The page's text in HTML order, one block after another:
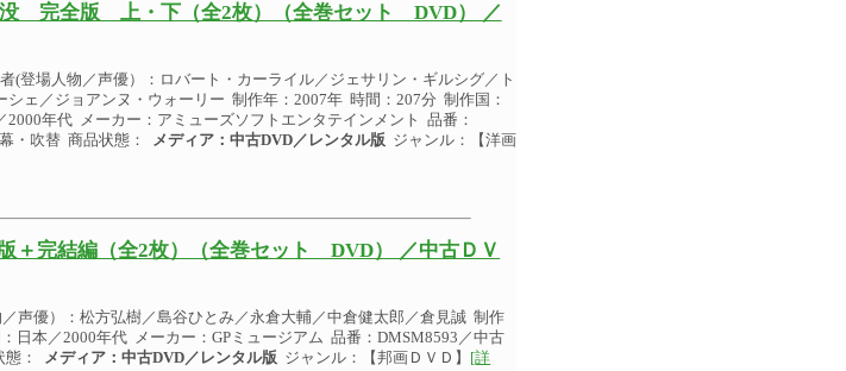
完全版 上・下（全2枚）（全巻セット DVD） ／
(登場人物／声優）：ロバート・カーライル／ジェサリン・ギルシグ／ト
シェ／ジョアンヌ・ウォーリー 制作年：2007年 時間：207分 制作国：
2000年代 メーカー：アミューズソフトエンタテインメント 品番：
・吹替 商品状態：
メディア：中古DVD／レンタル版 ジャンル：【洋画
＋完結編（全2枚）（全巻セット DVD） ／中古ＤＶ
声優）：松方弘樹／島谷ひとみ／永倉大輔／中倉健太郎／倉見誠 制作
日本／2000年代 メーカー：GPミュージアム 品番：DMSM8593／中古
：
メディア：中古DVD／レンタル版 ジャンル：【邦画ＤＶＤ】
[詳